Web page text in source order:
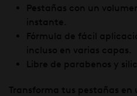
Pestañas con un
instante.
Fórmula de fácil
incluso en varias capas.
Libre de parabenos y
Transforma tus pestañas en